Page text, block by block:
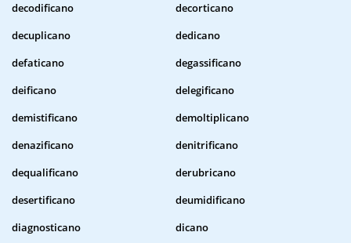
decodificano
decorticano
decuplicano
dedicano
defaticano
degassificano
deificano
delegificano
demistificano
demoltiplicano
denazificano
denitrificano
dequalificano
derubricano
desertificano
deumidificano
diagnosticano
dicano